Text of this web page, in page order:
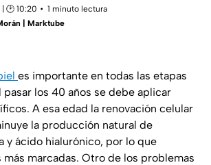
🕑 10:20
1 minuto lectura
| Marktube
es importante en todas las etapas
pasar los 40 años se debe aplicar
A esa edad la renovación celular
la producción natural de
y ácido hialurónico, por lo que
más marcadas. Otro de los problemas